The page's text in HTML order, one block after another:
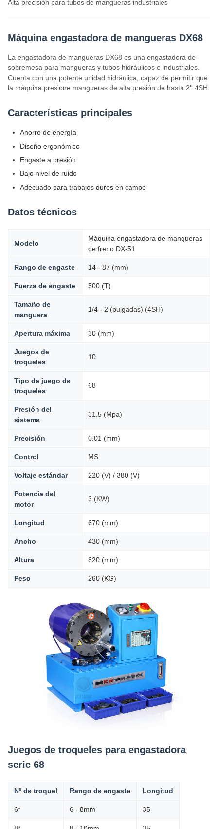
Alta precisión para tubos de mangueras industriales
Máquina engastadora de mangueras DX68
La engastadora de mangueras DX68 es una engastadora de
sobremesa para mangueras y tubos hidráulicos e industriales.
Cuenta con una potente unidad hidráulica, capaz de permitir que
la máquina presione mangueras de alta presión de hasta 2'' 4SH.
Características principales
Ahorro de energía
Diseño ergonómico
Engaste a presión
Bajo nivel de ruido
Adecuado para trabajos duros en campo
Datos técnicos
Modelo
Máquina engastadora de mangueras
de freno DX-51
Rango de engaste 14 - 87 (mm)
Fuerza de engaste 500 (T)
Tamaño de
manguera
1/4 - 2 (pulgadas) (4SH)
Apertura máxima 30 (mm)
Juegos de
troqueles
10
Tipo de juego de
troqueles
68
Presión del
sistema
31.5 (Mpa)
Precisión 0.01 (mm)
Control MS
Voltaje estándar 220 (V) / 380 (V)
Potencia del
motor
3 (KW)
Longitud 670 (mm)
Ancho 430 (mm)
Altura 820 (mm)
Peso 260 (KG)
Juegos de troqueles para engastadora
serie 68
Nº de troquel Rango de engaste Longitud
6* 6 - 8mm 35